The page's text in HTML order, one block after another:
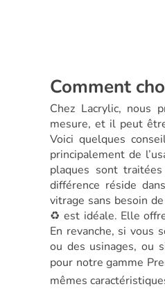
Comment
Chez Lacrylic, nous
mesure, et il peut
Voici quelques
principalement de
plaques sont
différence réside
vitrage sans besoin
♻️ est idéale. Elle
En revanche, si vous
ou des usinages, ou
pour notre gamme
mêmes